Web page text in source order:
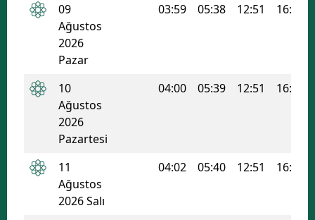
Denizli
09
Ağustos
2026
Pazar
03:59 05:38 12:51 16:42
10
Ağustos
2026
Pazartesi
04:00 05:39 12:51 16:41
11
Ağustos
2026 Salı
04:02 05:40 12:51 16:41